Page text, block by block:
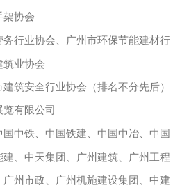
架协会
务行业协会、广州市环保节能建材行
筑业协会
筑安全行业协会（排名不分先后）
有限公司
中铁、中国铁建、中国中冶、中国
、中天集团、广州建筑、广州工程
州市政、广州机施建设集团、中建